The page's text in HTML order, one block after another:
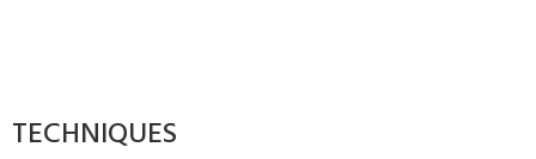
TECHNIQUES